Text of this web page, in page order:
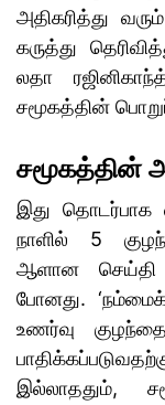
அதிகரித்து
கருத்து
லதா
சமூகத்தின்
சமூகத்தின்
இது தொடர்பாக
நாளில் 5
ஆளான செய்தி
போனது.
உணர்வு
இல்லாததும்,